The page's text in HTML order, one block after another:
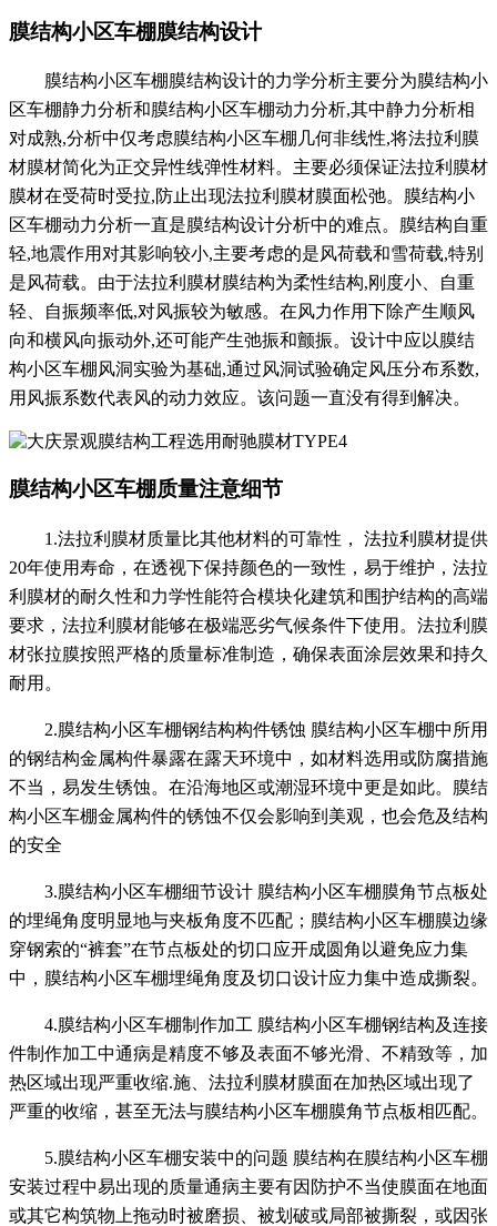
膜结构小区车棚膜结构设计
膜结构小区车棚膜结构设计的力学分析主要分为膜结构小
区车棚静力分析和膜结构小区车棚动力分析,其中静力分析相
对成熟,分析中仅考虑膜结构小区车棚几何非线性,将法拉利膜
材膜材简化为正交异性线弹性材料。主要必须保证法拉利膜材
膜材在受荷时受拉,防止出现法拉利膜材膜面松弛。膜结构小
区车棚动力分析一直是膜结构设计分析中的难点。膜结构自重
轻,地震作用对其影响较小,主要考虑的是风荷载和雪荷载,特别
是风荷载。由于法拉利膜材膜结构为柔性结构,刚度小、自重
轻、自振频率低,对风振较为敏感。在风力作用下除产生顺风
向和横风向振动外,还可能产生弛振和颤振。设计中应以膜结
构小区车棚风洞实验为基础,通过风洞试验确定风压分布系数,
用风振系数代表风的动力效应。该问题一直没有得到解决。
膜结构小区车棚质量注意细节
1.法拉利膜材质量比其他材料的可靠性， 法拉利膜材提供
20年使用寿命，在透视下保持颜色的一致性，易于维护，法拉
利膜材的耐久性和力学性能符合模块化建筑和围护结构的高端
要求，法拉利膜材能够在极端恶劣气候条件下使用。法拉利膜
材张拉膜按照严格的质量标准制造，确保表面涂层效果和持久
耐用。
2.膜结构小区车棚钢结构构件锈蚀 膜结构小区车棚中所用
的钢结构金属构件暴露在露天环境中，如材料选用或防腐措施
不当，易发生锈蚀。在沿海地区或潮湿环境中更是如此。膜结
构小区车棚金属构件的锈蚀不仅会影响到美观，也会危及结构
的安全
3.膜结构小区车棚细节设计 膜结构小区车棚膜角节点板处
的埋绳角度明显地与夹板角度不匹配；膜结构小区车棚膜边缘
穿钢索的“裤套”在节点板处的切口应开成圆角以避免应力集
中，膜结构小区车棚埋绳角度及切口设计应力集中造成撕裂。
4.膜结构小区车棚制作加工 膜结构小区车棚钢结构及连接
件制作加工中通病是精度不够及表面不够光滑、不精致等，加
热区域出现严重收缩.施、法拉利膜材膜面在加热区域出现了
严重的收缩，甚至无法与膜结构小区车棚膜角节点板相匹配。
5.膜结构小区车棚安装中的问题 膜结构在膜结构小区车棚
安装过程中易出现的质量通病主要有因防护不当使膜面在地面
或其它构筑物上拖动时被磨损、被划破或局部被撕裂，或因张